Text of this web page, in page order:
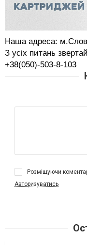
Наша адреса:
З усіх питань
+38(050)-503-8-103
Розміщуючи
Авторизуватись